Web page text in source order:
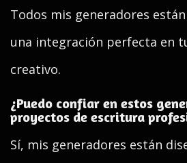
Todos mis generadores
una integración perfecta en
creativo.
¿Puedo confiar en estos
proyectos de escritura
Sí, mis generadores están